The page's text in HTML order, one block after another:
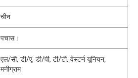
चीन
पचास।
एल/सी, डी/ए, डी/पी, टी/टी, वेस्टर्न यूनियन,
मनीग्राम